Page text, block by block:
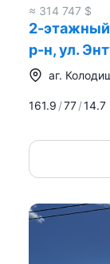
≈ 314 747 $
2-
р-н, ул.
аг.
161.9 77 14.7